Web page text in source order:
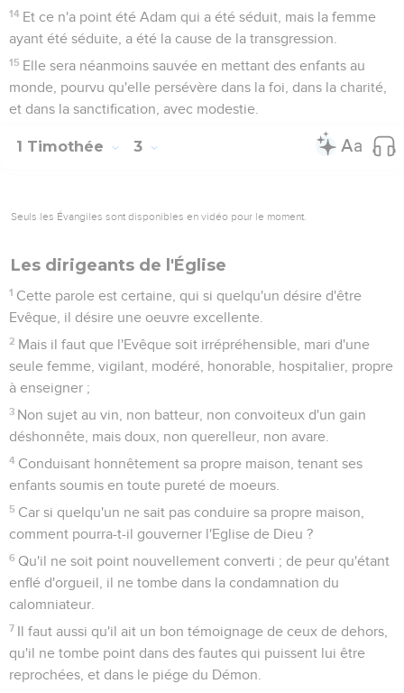
14 Et ce n'a point été Adam qui a été séduit, mais la femme
ayant été séduite, a été la cause de la transgression.
15 Elle sera néanmoins sauvée en mettant des enfants au
monde, pourvu qu'elle persévère dans la foi, dans la charité,
et dans la sanctification, avec modestie.
1 Timothée 3
Seuls les Évangiles sont disponibles en vidéo pour le moment.
Les dirigeants de l'Église
1 Cette parole est certaine, qui si quelqu'un désire d'être
Evêque, il désire une oeuvre excellente.
2 Mais il faut que l'Evêque soit irrépréhensible, mari d'une
seule femme, vigilant, modéré, honorable, hospitalier, propre
à enseigner ;
3 Non sujet au vin, non batteur, non convoiteux d'un gain
déshonnête, mais doux, non querelleur, non avare.
4 Conduisant honnêtement sa propre maison, tenant ses
enfants soumis en toute pureté de moeurs.
5 Car si quelqu'un ne sait pas conduire sa propre maison,
comment pourra-t-il gouverner l'Eglise de Dieu ?
6 Qu'il ne soit point nouvellement converti ; de peur qu'étant
enflé d'orgueil, il ne tombe dans la condamnation du
calomniateur.
7 Il faut aussi qu'il ait un bon témoignage de ceux de dehors,
qu'il ne tombe point dans des fautes qui puissent lui être
reprochées, et dans le piége du Démon.